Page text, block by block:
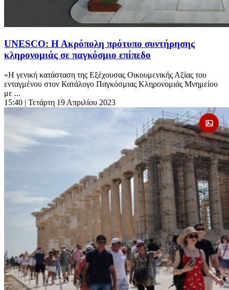
UNESCO: Η Ακρόπολη πρότυπο συντήρησης
κληρονομιάς σε παγκόσμιο επίπεδο
«Η γενική κατάσταση της Εξέχουσας Οικουμενικής Αξίας του
ενταγμένου στον Κατάλογο Παγκόσμιας Κληρονομιάς Μνημείου
με ...
15:40 | Τετάρτη 19 Απριλίου 2023